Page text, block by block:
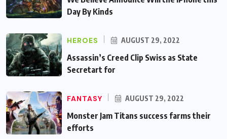
Day By Kinds
HEROES AUGUST 29, 2022
Assassin’s Creed Clip Swiss as State
Secretart for
FANTASY AUGUST 29, 2022
Monster Jam Titans success farms their
efforts